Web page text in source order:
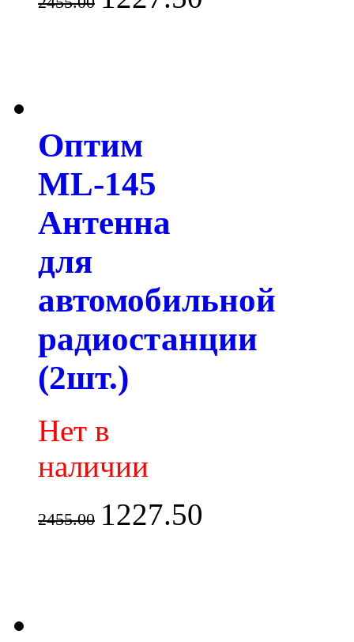
Оптим
ML-145
Антенна
для
автомобильной
радиостанции
(2шт.)
Нет в
наличии
2455.00 1227.50